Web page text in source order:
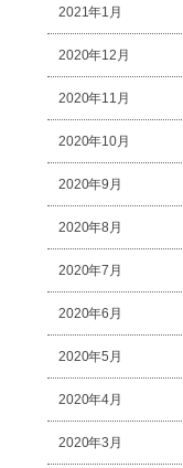
2021年1月
2020年12月
2020年11月
2020年10月
2020年9月
2020年8月
2020年7月
2020年6月
2020年5月
2020年4月
2020年3月